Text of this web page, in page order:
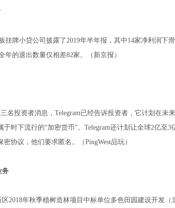
挂牌小贷公司披露了2019年半年报，其中14家净利润下
年的退出数量仅相差82家。（新京报）
名投资者消息，Telegram已经告诉投资者，它计划在未
时下流行的“加密货币”。Telegram还计划让全球2亿至3
协议，他们要求匿名。（PingWest品玩）
务
2018年秋季植树造林项目中标单位多色田园建设开发